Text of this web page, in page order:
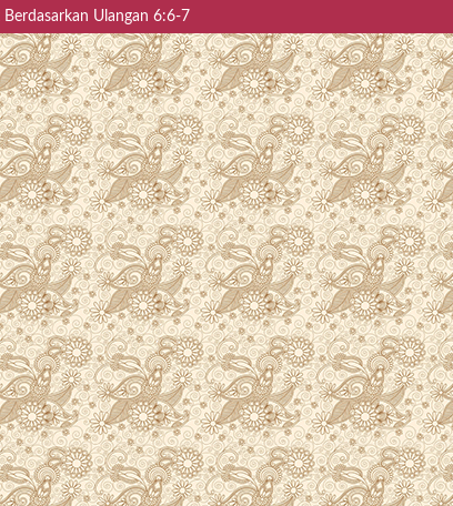
Ulangan 6:6-7